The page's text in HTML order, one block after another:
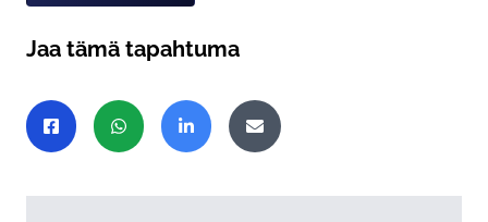
Jaa tämä tapahtuma
Jaa sivu
Jaa Facebookissa
Jaa WhatsAppissa
Jaa LinkedInissäJaa sähköpostitse